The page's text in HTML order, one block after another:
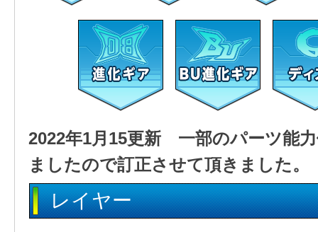
2022年1月15更新 一部のパーツ能
ましたので訂正させて頂きました。
レイヤー